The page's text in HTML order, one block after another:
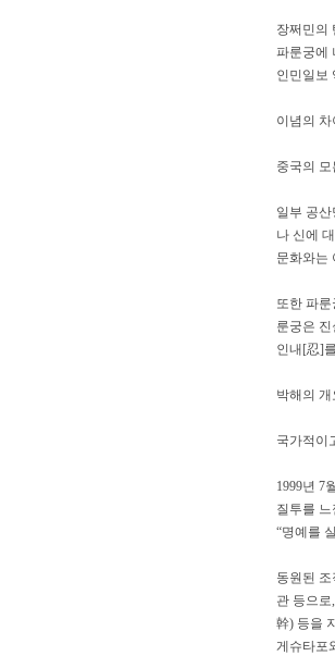
장쩌민의
파룬궁에
인민일보
이념의 차
중국의
일부 공
나 신에
문화와는
또한 파
룬궁은
인내[忍]
박해의 개
국가적이
1999년 7
질투를
“명예를
동원된
관 등으
幹) 등을
게슈타포